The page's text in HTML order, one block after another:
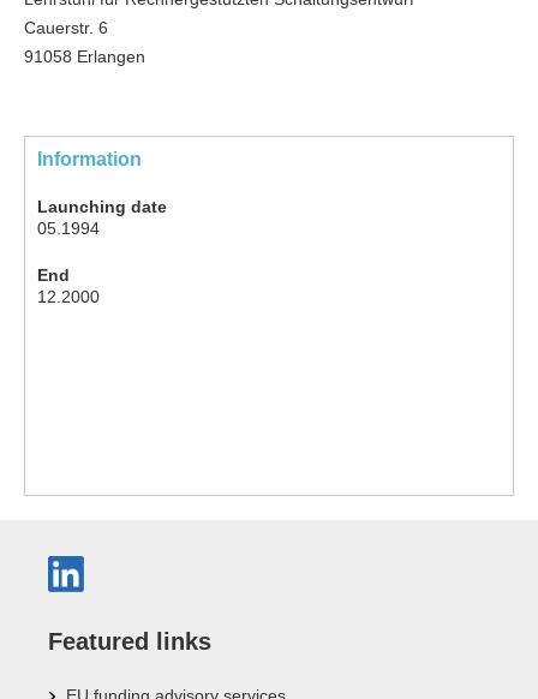
Cauerstr. 6
91058 Erlangen
Information
Launching date
05.1994
End
12.2000
Featured links